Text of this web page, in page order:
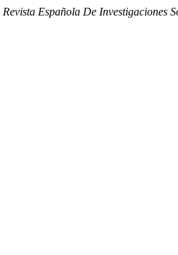
Revista Española De Investigaciones